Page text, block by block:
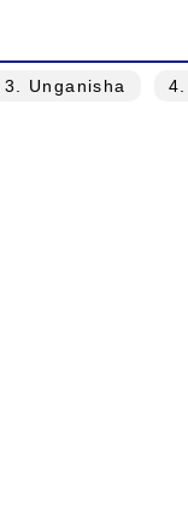
3 . Unganisha 4